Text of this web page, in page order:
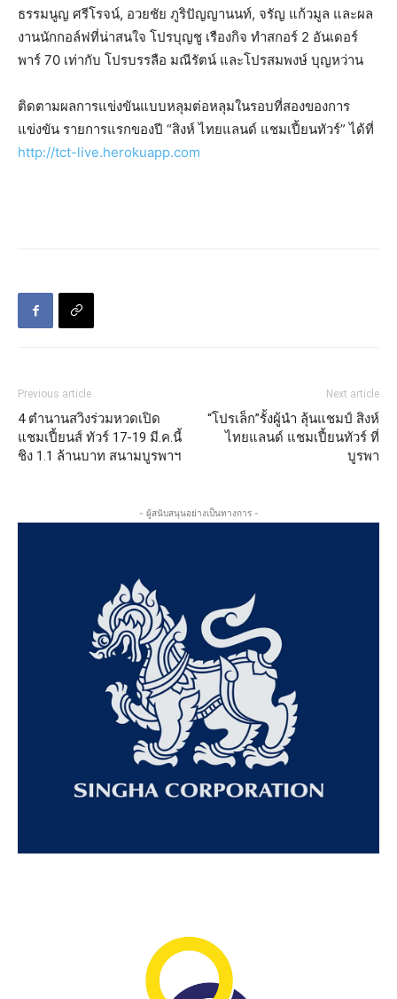
ธรรมนูญ ศรีโรจน์, อวยชัย ภูริปัญญานนท์, จรัญ แก้วมูล และผล
งานนักกอล์ฟที่น่าสนใจ โปรบุญชู เรืองกิจ ทำสกอร์ 2 อันเดอร์
พาร์ 70 เท่ากับ โปรบรรลือ มณีรัตน์ และโปรสมพงษ์ บุญหว่าน
ติดตามผลการแข่งขันแบบหลุมต่อหลุมในรอบที่สองของการ
แข่งขัน รายการแรกของปี “สิงห์ ไทยแลนด์ แชมเปี้ยนทัวร์” ได้ที่
http://tct-live.herokuapp.com
Previous article
4 ตำนานสวิงร่วมหวดเปิด
แชมเปี้ยนส์ ทัวร์ 17-19 มี.ค.นี้
ชิง 1.1 ล้านบาท สนามบูรพาฯ
Next article
“โปรเล็ก”รั้งผู้นำ ลุ้นแชมป์ สิงห์
ไทยแลนด์ แชมเปี้ยนทัวร์ ที่
บูรพา
- ผู้สนับสนุนอย่างเป็นทางการ -